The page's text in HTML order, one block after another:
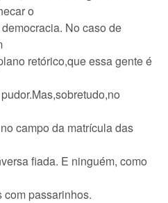
o
No caso de
retórico,que essa gente é
,no
campo da matrícula das
fiada. E ninguém, como
com passarinhos.